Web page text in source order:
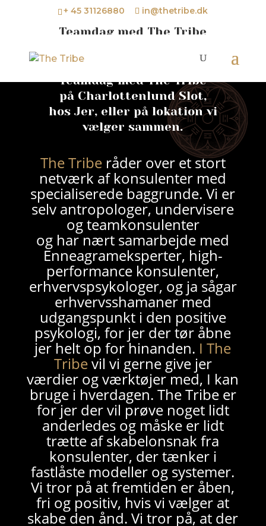
+ 45 31126880 in@thetribe.dk
Teamdag med The Tribe
Teamdag med The Tribe
på Charlottenlund Slot,
hos Jer, eller på lokation vi
vælger sammen.
The Triberåder over et stort
netværk af konsulenter med
specialiserede baggrunde. Vi er
selv antropologer, undervisere
og teamkonsulenter
og har nært samarbejde med
Enneagrameksperter, high-
performance konsulenter,
erhvervspsykologer, og ja sågar
erhvervsshamaner med
udgangspunkt i den positive
psykologi, for jer der tør åbne
jer helt op for hinanden. I The
Tribevil vi gerne give jer
værdier og værktøjer med, I kan
bruge i hverdagen. The Tribe er
for jer der vil prøve noget lidt
anderledes og måske er lidt
trætte af skabelonsnak fra
konsulenter, der tænker i
fastlåste modeller og systemer.
Vi tror på at fremtiden er åben,
fri og positiv, hvis vi vælger at
skabe den ånd. Vi tror på, at der